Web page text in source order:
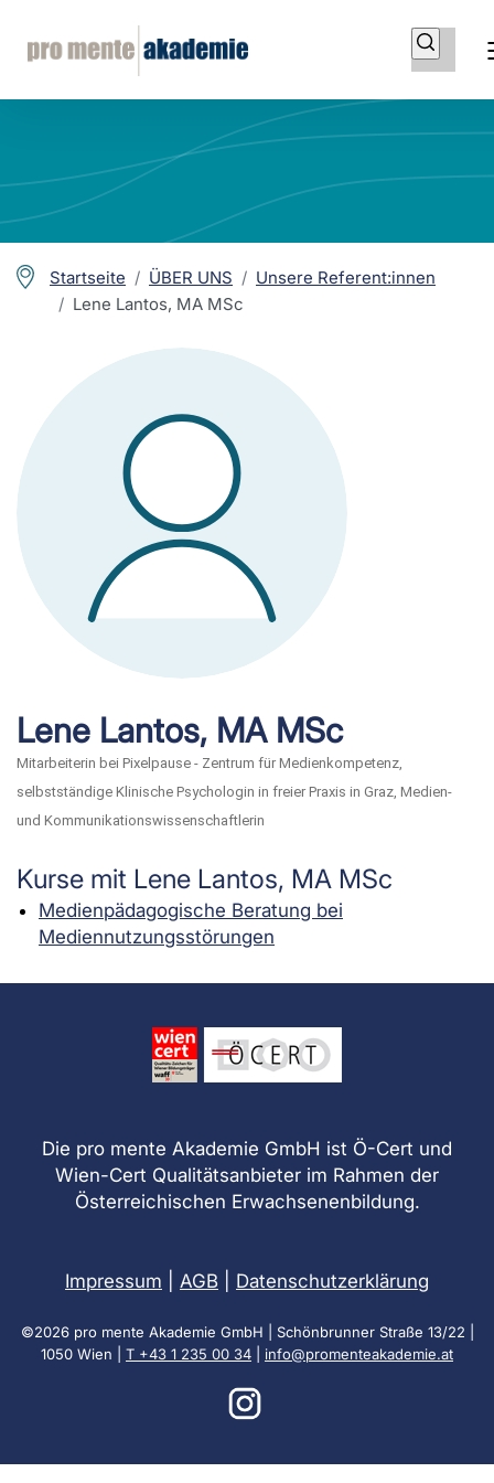
Startseite ÜBER UNS
Unsere Referent:innen
Lene Lantos, MA MSc
Lene Lantos, MA MSc
Mitarbeiterin bei Pixelpause - Zentrum für Medienkompetenz,
selbstständige Klinische Psychologin in freier Praxis in Graz, Medien-
und Kommunikationswissenschaftlerin
Kurse mit Lene Lantos, MA MSc
Medienpädagogische Beratung bei
Mediennutzungsstörungen
Die pro mente Akademie GmbH ist Ö-Cert und
Wien-Cert Qualitätsanbieter im Rahmen der
Österreichischen Erwachsenenbildung.
Impressum AGB Datenschutzerklärung
©2026 pro mente Akademie GmbH | Schönbrunner Straße 13/22 |
1050 Wien | T +43 1 235 00 34 info@promenteakademie.at